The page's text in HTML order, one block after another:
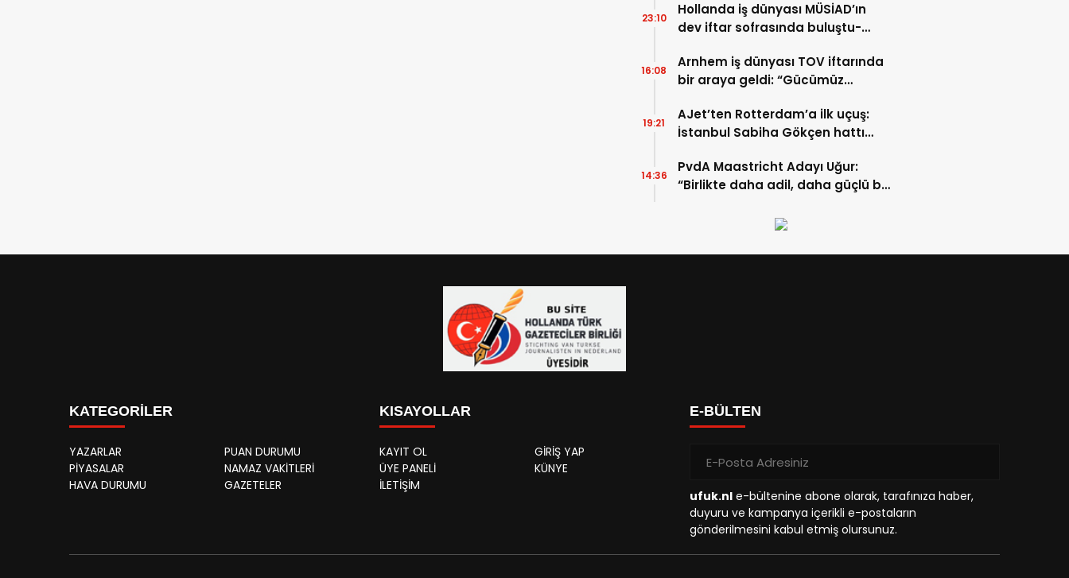
Hollanda iş dünyası MÜSİAD’ın
dev iftar sofrasında buluştu-
23:10
Arnhem iş dünyası TOV iftarında
bir araya geldi: “Gücümüz
16:08
AJet’ten Rotterdam’a ilk uçuş:
İstanbul Sabiha Gökçen hattı
19:21
PvdA Maastricht Adayı Uğur:
“Birlikte daha adil, daha güçlü bir
14:36
KATEGORİLER
YAZARLAR
PUAN DURUMU
PİYASALAR
NAMAZ VAKİTLERİ
HAVA DURUMU
GAZETELER
KISAYOLLAR
KAYIT OL
GİRİŞ YAP
ÜYE PANELİ
KÜNYE
İLETİŞİM
E-BÜLTEN
ufuk.nl e-bültenine abone olarak, tarafınıza haber,
duyuru ve kampanya içerikli e-postaların
gönderilmesini kabul etmiş olursunuz.